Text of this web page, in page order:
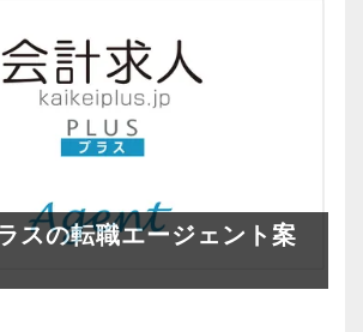
スの転職エージェント案